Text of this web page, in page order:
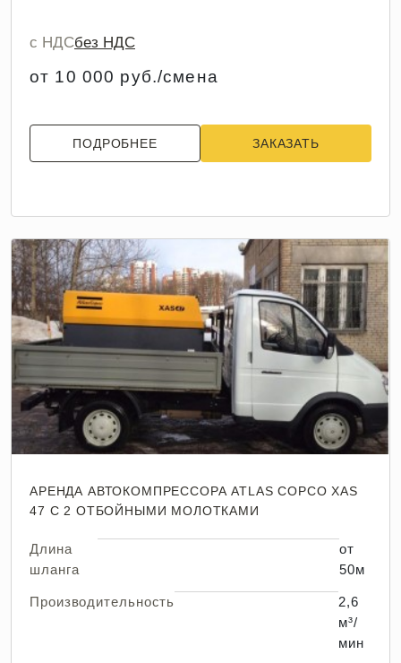
с НДСбез НДС
от 10 000 руб./смена
ПОДРОБНЕЕ ЗАКАЗАТЬ
АРЕНДА АВТОКОМПРЕССОРА ATLAS COPCO XAS
47 С 2 ОТБОЙНЫМИ МОЛОТКАМИ
Длина
шланга
от
50м
Производительность
2,6
м³/
мин